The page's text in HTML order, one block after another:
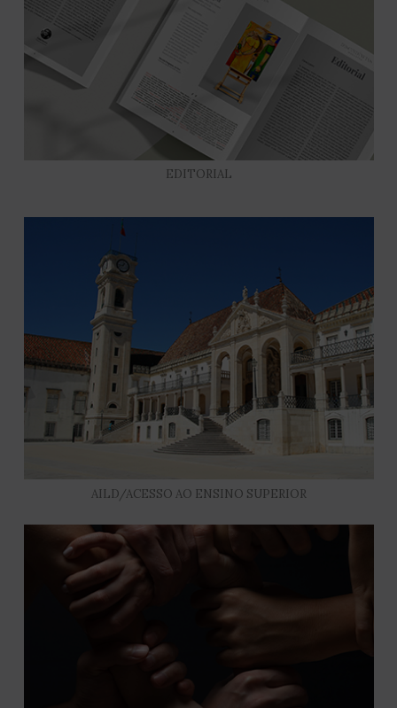
EDITORIAL
AILD/ACESSO AO ENSINO SUPERIOR